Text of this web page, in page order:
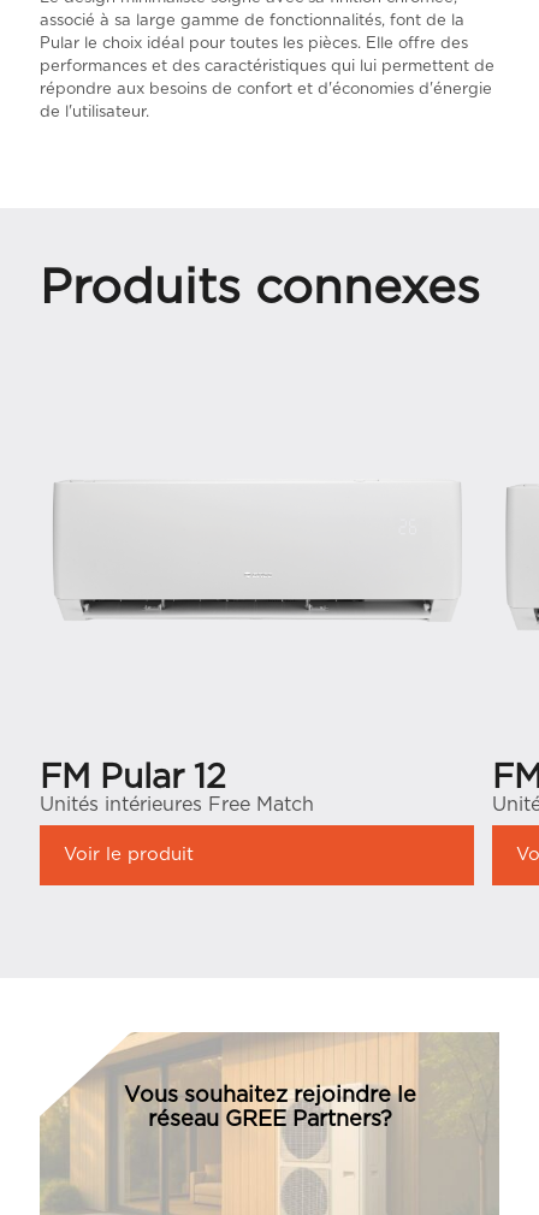
associé à sa large gamme de fonctionnalités, font de la
Pular le choix idéal pour toutes les pièces. Elle offre des
performances et des caractéristiques qui lui permettent de
répondre aux besoins de confort et d'économies d'énergie
de l'utilisateur.
Produits connexes
FM Pular 12
Unités intérieures Free Match
Voir le produit
Vous souhaitez rejoindre le
réseau GREE Partners?